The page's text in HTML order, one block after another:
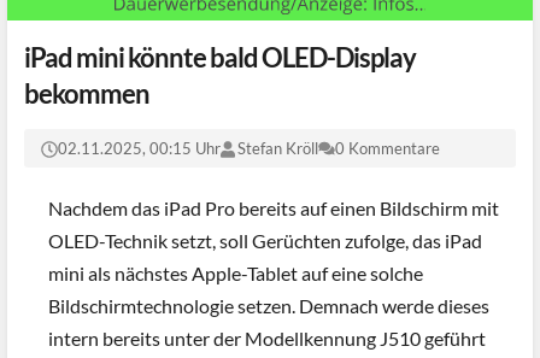
iPad mini könnte bald OLED-Display
bekommen
02.11.2025, 00:15 Uhr Stefan Kröll 0 Kommentare
Nachdem das iPad Pro bereits auf einen Bildschirm mit
OLED-Technik setzt, soll Gerüchten zufolge, das iPad
mini als nächstes Apple-Tablet auf eine solche
Bildschirmtechnologie setzen. Demnach werde dieses
intern bereits unter der Modellkennung J510 geführt